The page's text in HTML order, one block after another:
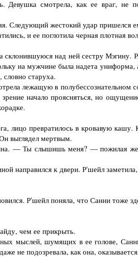
Девушка смотрела, как ее враг, не
Следующий жестокий удар пришелся
и ее поглотила черная плотная
над ней сестру Мэгину.
на мужчине была надета
старуха.
лежащую в полубессознательном
начало проясняться, но
лицо превратилось в кровавую кашу.
выглядел мертвым.
— Ты слышишь меня? — пожилая
направился к двери. Р'шейл
Р'шейл поняла, что Санни тоже
чем ее прикрыть.
мыслей, шумящих в ее голове,
не подозревала, как она,